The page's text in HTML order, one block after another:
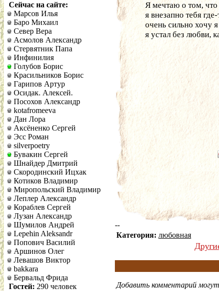
Сейчас на сайте:
Марсов Илья
Баро Михаил
Север Вера
Асмолов Александр
Стервятник Папа
Инфинилия
Голубов Борис
Красильников Борис
Гарипов Артур
Осидак. Алексей.
Посохов Александр
kotafromeeva
Дан Лора
Аксёненко Сергей
Эсс Роман
silverpoetry
Бувакин Сергей
Шнайдер Дмитрий
Скородинский Ицхак
Котиков Владимир
Миропольский Владимир
Леплер Александр
Кораблев Сергей
Лузан Александр
Шумилов Андрей
Lepehin Aleksandr
Попович Василий
Аршинов Олег
Левашов Виктор
bakkara
Бервальд Фрида
Гостей: 290 человек
Я мечтаю о том, что
я внезапно тебя
очень сильно хочу
я устал без любви,
--
Категория: любовная
Добавить комментарий